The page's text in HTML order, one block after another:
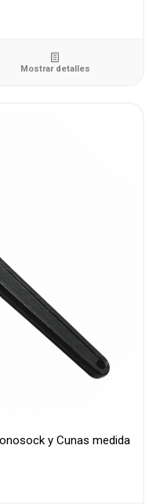
Mostrar detalles
y Cunas medida